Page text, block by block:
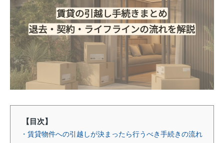
【目次】
・賃貸物件への引越しが決まったら行うべき手続きの流れ